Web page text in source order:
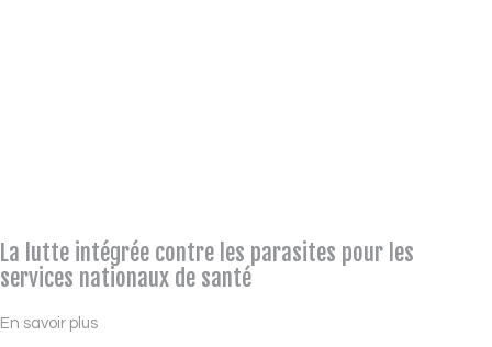
La lutte intégrée contre les parasites pour les
services nationaux de santé
En savoir plus